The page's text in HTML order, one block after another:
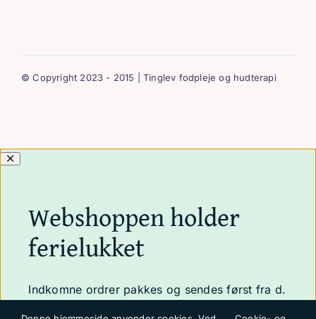
© Copyright 2023 - 2015 | Tinglev fodpleje og hudterapi
Webshoppen holder
ferielukket
Indkomne ordrer pakkes og sendes først fra d.